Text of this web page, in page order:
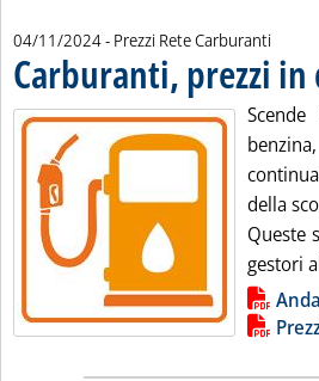
04/11/2024- Prezzi Rete Carburanti
Carburanti, prezzi in
della
Queste
gestori
Lista allegati PDF alla